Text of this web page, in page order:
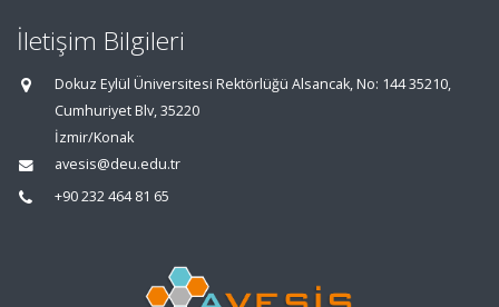
İletişim Bilgileri
Dokuz Eylül Üniversitesi Rektörlüğü Alsancak, No: 144 35210,
Cumhuriyet Blv, 35220
İzmir/Konak
avesis@deu.edu.tr
+90 232 464 81 65